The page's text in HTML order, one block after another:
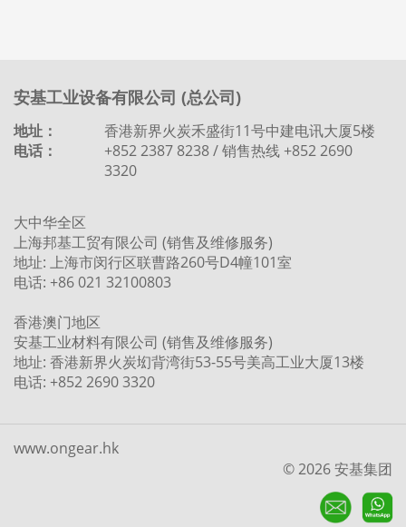
安基工业设备有限公司 (总公司)
地址：
香港新界火炭禾盛街11号中建电讯大厦5楼
电话：
+852 2387 8238 / 销售热线 +852 2690
3320
大中华全区
上海邦基工贸有限公司 (销售及维修服务)
地址: 上海市闵行区联曹路260号D4幢101室
电话: +86 021 32100803
香港澳门地区
安基工业材料有限公司 (销售及维修服务)
地址: 香港新界火炭㘭背湾街53-55号美高工业大厦13楼
电话: +852 2690 3320
www.ongear.hk
© 2026 安基集团